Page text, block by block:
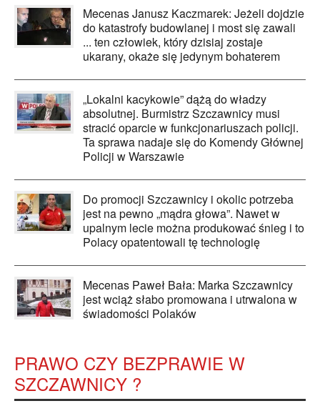
Mecenas Janusz Kaczmarek: Jeżeli dojdzie
do katastrofy budowlanej i most się zawali
... ten człowiek, który dzisiaj zostaje
ukarany, okaże się jedynym bohaterem
„Lokalni kacykowie” dążą do władzy
absolutnej. Burmistrz Szczawnicy musi
stracić oparcie w funkcjonariuszach policji.
Ta sprawa nadaje się do Komendy Głównej
Policji w Warszawie
Do promocji Szczawnicy i okolic potrzeba
jest na pewno „mądra głowa”. Nawet w
upalnym lecie można produkować śnieg i to
Polacy opatentowali tę technologię
Mecenas Paweł Bała: Marka Szczawnicy
jest wciąż słabo promowana i utrwalona w
świadomości Polaków
PRAWO CZY BEZPRAWIE W
SZCZAWNICY ?